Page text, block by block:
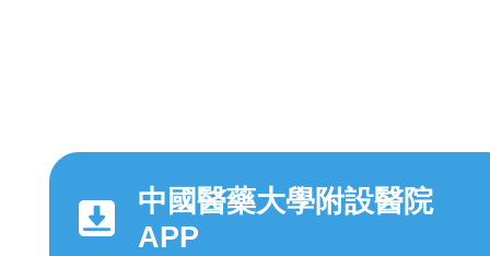
中國醫藥大學附設醫院
APP